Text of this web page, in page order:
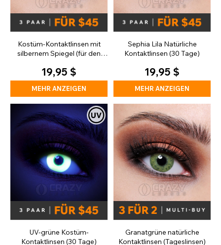
Kostüm-Kontaktlinsen mit
silbernem Spiegel (für den
19,95 $
MEHR ANZEIGEN
Sephia Lila Natürliche
Kontaktlinsen (30 Tage)
19,95 $
MEHR ANZEIGEN
UV-grüne Kostüm-
Kontaktlinsen (30 Tage)
Granatgrüne natürliche
Kontaktlinsen (Tageslinsen)